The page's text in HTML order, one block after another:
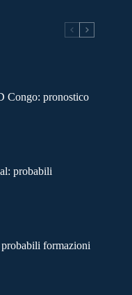
Congo: pronostico
probabili
formazioni